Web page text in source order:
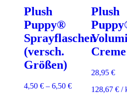
Plush
Puppy®
Sprayflaschen
(versch.
Größen)
4,50 € – 6,50 €
Plush
Creme
28,95€
128,67€ /